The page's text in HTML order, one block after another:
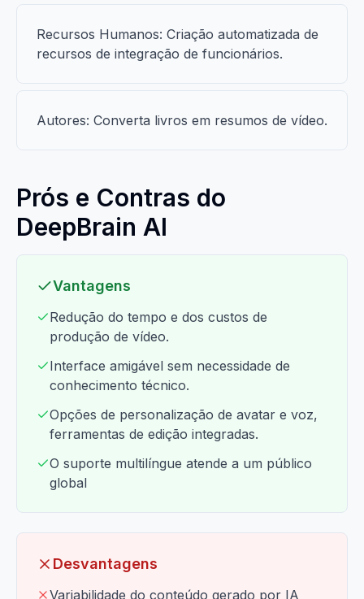
Recursos Humanos: Criação automatizada de
recursos de integração de funcionários.
Autores: Converta livros em resumos de vídeo.
Prós e Contras do
DeepBrain AI
Vantagens
Redução do tempo e dos custos de
produção de vídeo.
Interface amigável sem necessidade de
conhecimento técnico.
Opções de personalização de avatar e voz,
ferramentas de edição integradas.
O suporte multilíngue atende a um público
global
Desvantagens
Variabilidade do conteúdo gerado por IA